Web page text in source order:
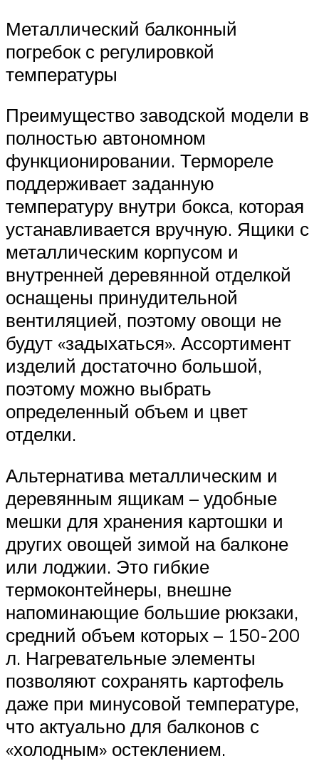
Металлический балконный
погребок с регулировкой
температуры
Преимущество заводской модели в
полностью автономном
функционировании. Термореле
поддерживает заданную
температуру внутри бокса, которая
устанавливается вручную. Ящики с
металлическим корпусом и
внутренней деревянной отделкой
оснащены принудительной
вентиляцией, поэтому овощи не
будут «задыхаться». Ассортимент
изделий достаточно большой,
поэтому можно выбрать
определенный объем и цвет
отделки.
Альтернатива металлическим и
деревянным ящикам – удобные
мешки для хранения картошки и
других овощей зимой на балконе
или лоджии. Это гибкие
термоконтейнеры, внешне
напоминающие большие рюкзаки,
средний объем которых – 150-200
л. Нагревательные элементы
позволяют сохранять картофель
даже при минусовой температуре,
что актуально для балконов с
«холодным» остеклением.